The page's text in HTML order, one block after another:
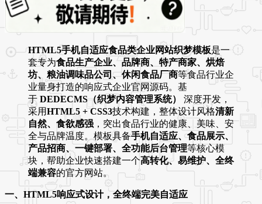
HTML5手机自适应食品类企业网站织梦模板是一
套专为食品生产企业、品牌商、特产商家、烘焙
坊、粮油调味品公司、休闲食品厂商等食品行业企
业量身打造的响应式企业官网源码。基
于 DEDECMS（织梦内容管理系统）
深度开发，
采用HTML5 + CSS3技术构建，整体设计风格清新
自然、食欲感强 ，突出食品行业的健康、美味、安
全与品牌温度。模板具备手机自适应、食品展示、
产品招商、一键部署、全功能后台管理等核心模
块，帮助企业快速搭建一个高转化、易维护、全终
端兼容的官方网站。
一、HTML5响应式设计，全终端完美自适应